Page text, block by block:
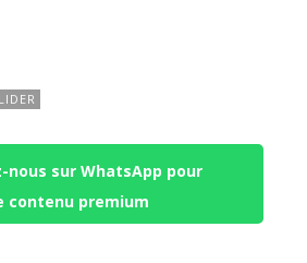
nous sur WhatsApp pour
contenu premium